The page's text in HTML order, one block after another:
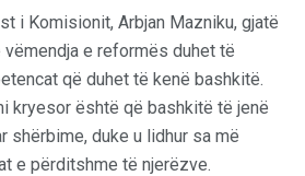
i Komisionit, Arbjan Mazniku, gjatë
e reformës duhet të
që duhet të kenë bashkitë.
kryesor është që bashkitë të jenë
shërbime, duke u lidhur sa më
e përditshme të njerëzve.